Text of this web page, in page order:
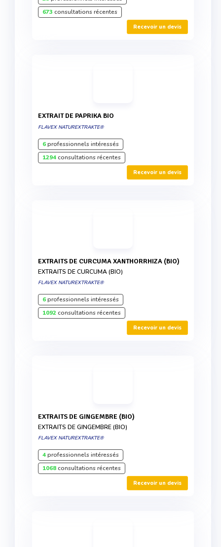
673 consultations récentes
Recevoir un devis
EXTRAIT DE PAPRIKA BIO
FLAVEX NATUREXTRAKTE®
6professionnels intéressés
1294consultations récentes
Recevoir un devis
EXTRAITS DE CURCUMA XANTHORRHIZA (BIO)
EXTRAITS DE CURCUMA (BIO)
FLAVEX NATUREXTRAKTE®
6professionnels intéressés
1092consultations récentes
Recevoir un devis
EXTRAITS DE GINGEMBRE (BIO)
EXTRAITS DE GINGEMBRE (BIO)
FLAVEX NATUREXTRAKTE®
4professionnels intéressés
1068consultations récentes
Recevoir un devis